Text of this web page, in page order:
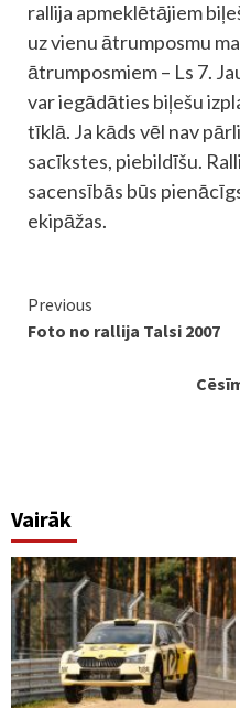
rallija apmeklētājiem
uz vienu ātrumposmu
ātrumposmiem – Ls 7.
var iegādāties biļešu
tīklā. Ja kāds vēl nav
sacīkstes, piebildīšu.
sacensībās būs
ekipāžas.
Continue
Reading
Previous
Foto no rallija Talsi 2007
Vairāk